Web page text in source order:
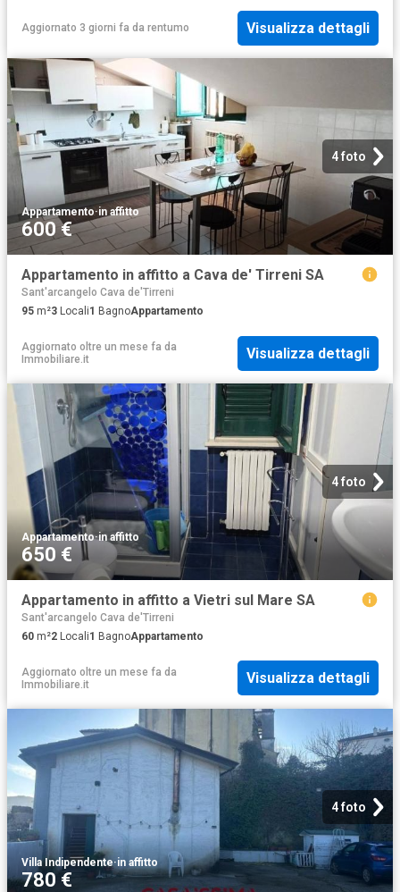
Aggiornato 3 giorni fa da rentumo Visualizza dettagli
4 foto
Appartamento·in affitto
600 €
Appartamento in affitto a Cava de' Tirreni SA
Sant'arcangelo Cava de'Tirreni
95 m²3 Locali1 BagnoAppartamento
Aggiornato oltre un mese fa da
Immobiliare.it
Visualizza dettagli
4 foto
Appartamento·in affitto
650 €
Appartamento in affitto a Vietri sul Mare SA
Sant'arcangelo Cava de'Tirreni
60 m²2 Locali1 BagnoAppartamento
Aggiornato oltre un mese fa da
Immobiliare.it
Visualizza dettagli
4 foto
Villa Indipendente·in affitto
780 €